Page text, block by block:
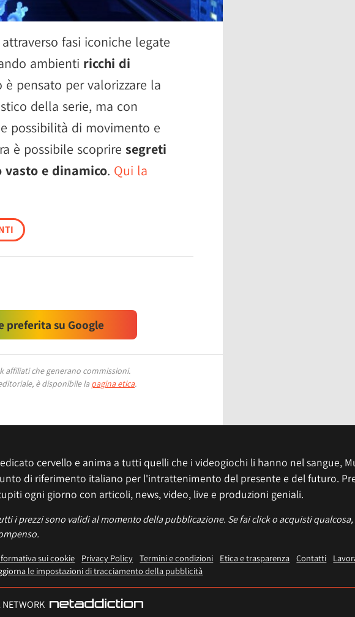
fasi iconiche legate
ambienti ricchi di
è pensato per valorizzare la
della serie, ma con
possibilità di movimento e
è possibile scoprire segreti
e dinamico. Qui la
preferita su Google
che generano commissioni.
è disponibile la pagina etica.
cervello e anima a tutti quelli che i videogiochi li hanno nel sangue,
di riferimento italiano per l'intrattenimento del presente e del futuro.
ogni giorno con articoli, news, video, live e produzioni geniali.
i prezzi sono validi al momento della pubblicazione. Se fai click o acquisti
sui cookie Privacy Policy Termini e condizioni Etica e trasparenza Contatti
le impostazioni di tracciamento della pubblicità
NETWORK